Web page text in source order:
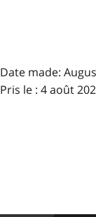
Date made:
Pris le : 4 août